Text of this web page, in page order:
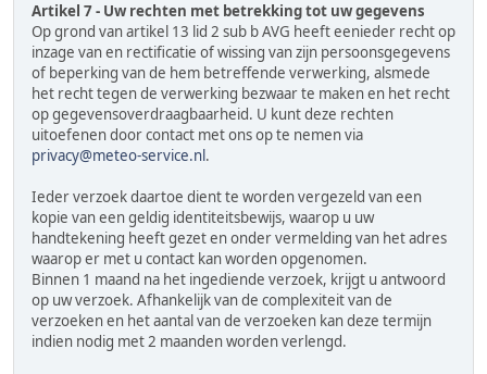
Artikel 7 - Uw rechten met betrekking tot uw gegevens
Op grond van artikel 13 lid 2 sub b AVG heeft eenieder recht op
inzage van en rectificatie of wissing van zijn persoonsgegevens
of beperking van de hem betreffende verwerking, alsmede
het recht tegen de verwerking bezwaar te maken en het recht
op gegevensoverdraagbaarheid. U kunt deze rechten
uitoefenen door contact met ons op te nemen via
privacy@meteo-service.nl .
Ieder verzoek daartoe dient te worden vergezeld van een
kopie van een geldig identiteitsbewijs, waarop u uw
handtekening heeft gezet en onder vermelding van het adres
waarop er met u contact kan worden opgenomen.
Binnen 1 maand na het ingediende verzoek, krijgt u antwoord
op uw verzoek. Afhankelijk van de complexiteit van de
verzoeken en het aantal van de verzoeken kan deze termijn
indien nodig met 2 maanden worden verlengd.